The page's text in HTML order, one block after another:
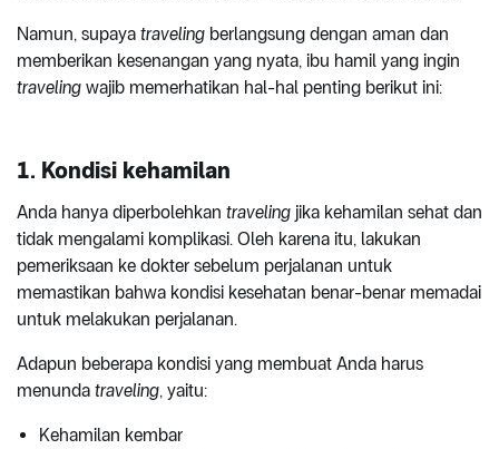
Namun, supaya traveling berlangsung dengan aman dan
memberikan kesenangan yang nyata, ibu hamil yang ingin
traveling wajib memerhatikan hal-hal penting berikut ini:
1. Kondisi kehamilan
Anda hanya diperbolehkan traveling jika kehamilan sehat dan
tidak mengalami komplikasi. Oleh karena itu, lakukan
pemeriksaan ke dokter sebelum perjalanan untuk
memastikan bahwa kondisi kesehatan benar-benar memadai
untuk melakukan perjalanan.
Adapun beberapa kondisi yang membuat Anda harus
menunda traveling, yaitu:
Kehamilan kembar